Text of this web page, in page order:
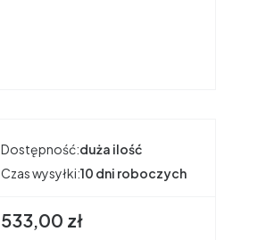
Dostępność:duża ilość
Czas wysyłki:10 dni roboczych
Cena brutto
533,00 zł